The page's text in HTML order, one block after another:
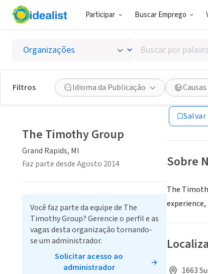
Participar Buscar Emprego
Buscar
por
palavra-
chave,
habilidades
ou
interesses
Filtros Idioma da Publicação Causas
The
Grand
Salvar
Sobre
The
1663
The Timothy Group
Grand Rapids, MI
Faz parte desde Agosto 2014
Você faz parte da equipe de The
Timothy Group? Gerencie o perfil e as
vagas desta organização tornando-
se um administrador.
Solicitar acesso ao
administrador